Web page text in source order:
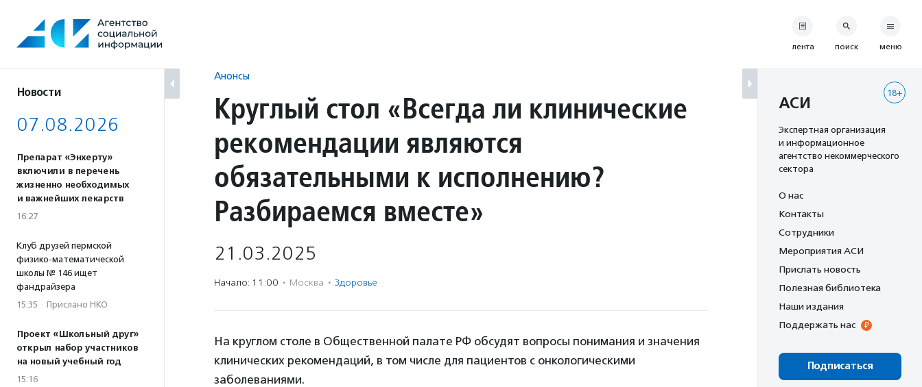
содержанию
Новости
07.08.2026
Препарат «Энхерту»
включили в перечень
жизненно необходимых
и важнейших лекарств
16:27
Клуб друзей пермской
физико-математической
школы № 146 ищет
фандрайзера
15:35 · Прислано НКО
Проект «Школьный друг»
открыл набор участников
на новый учебный год
15:16
Анонсы
Круглый стол «Всегда ли клинические
рекомендации являются
обязательными к исполнению?
Разбираемся вместе»
21.03.2025
Начало: 11:00 · Москва · Здоровье
На круглом столе в Общественной палате РФ обсудят вопросы понимания и значения
клинических рекомендаций, в том числе для пациентов с онкологическими
заболеваниями.
лента поиск меню
18+
АСИ
Экспертная организация
и информационное
агентство некоммерческого
сектора
О нас
Контакты
Сотрудники
Мероприятия АСИ
Прислать новость
Полезная библиотека
Наши издания
Поддержать нас
Подписаться